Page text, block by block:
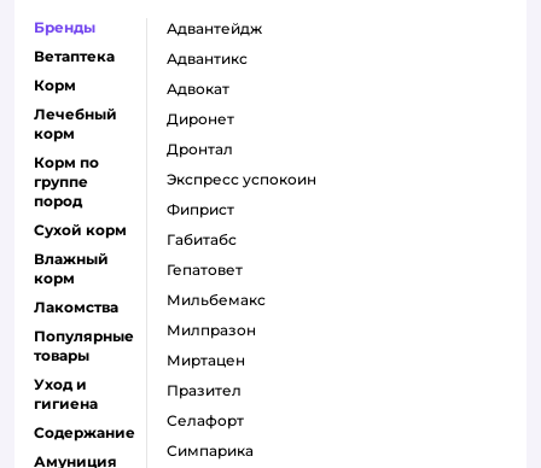
Бренды
Ветаптека
Корм
Лечебный
корм
Корм по
группе
пород
Сухой корм
Влажный
корм
Лакомства
Популярные
товары
Уход и
гигиена
Содержание
Амуниция
адвантейдж
адвантикс
адвокат
диронет
дронтал
экспресс успокоин
фиприст
габитабс
гепатовет
мильбемакс
милпразон
миртацен
празител
селафорт
симпарика